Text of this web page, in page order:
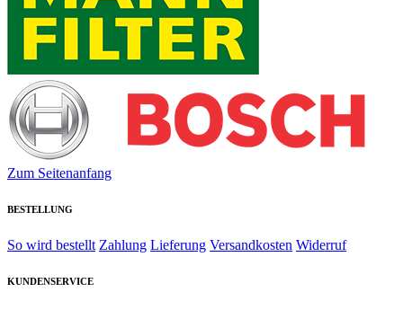
Zum Seitenanfang
BESTELLUNG
So wird bestellt Zahlung Lieferung Versandkosten Widerruf
KUNDENSERVICE